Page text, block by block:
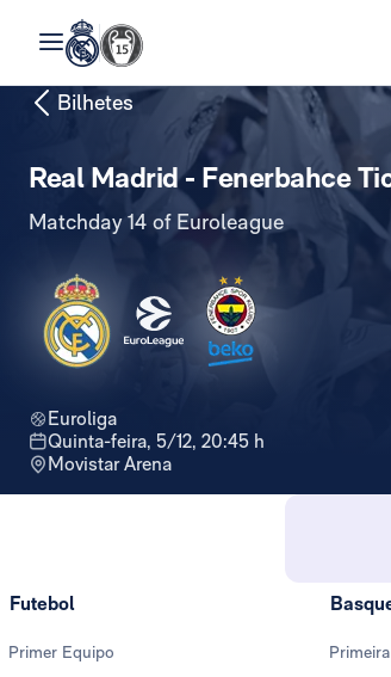
Bilhetes
Real Madrid - Fenerbahce
Matchday 14 of Euroleague
Euroliga
quinta-feira, 5/12, 20:45 h
Movistar Arena
Futebol
Primer Equipo